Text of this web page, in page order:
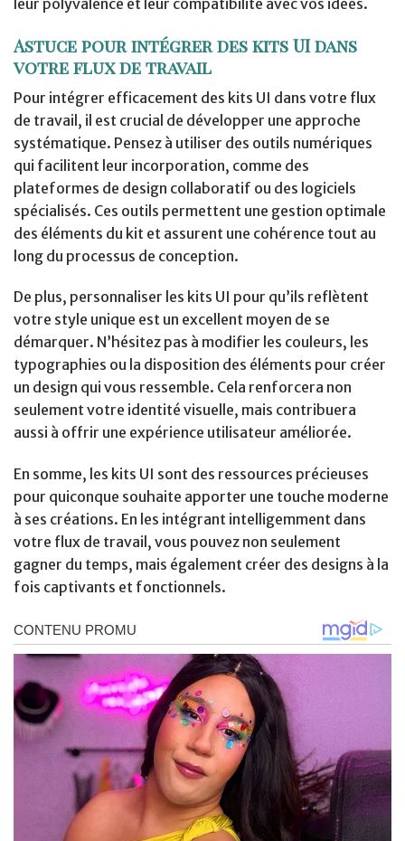
leur polyvalence et leur compatibilité avec vos idées.
Astuce pour intégrer des kits UI dans
votre flux de travail
Pour intégrer efficacement des kits UI dans votre flux
de travail, il est crucial de développer une approche
systématique. Pensez à utiliser des outils numériques
qui facilitent leur incorporation, comme des
plateformes de design collaboratif ou des logiciels
spécialisés. Ces outils permettent une gestion optimale
des éléments du kit et assurent une cohérence tout au
long du processus de conception.
De plus, personnaliser les kits UI pour qu’ils reflètent
votre style unique est un excellent moyen de se
démarquer. N’hésitez pas à modifier les couleurs, les
typographies ou la disposition des éléments pour créer
un design qui vous ressemble. Cela renforcera non
seulement votre identité visuelle, mais contribuera
aussi à offrir une expérience utilisateur améliorée.
En somme, les kits UI sont des ressources précieuses
pour quiconque souhaite apporter une touche moderne
à ses créations. En les intégrant intelligemment dans
votre flux de travail, vous pouvez non seulement
gagner du temps, mais également créer des designs à la
fois captivants et fonctionnels.